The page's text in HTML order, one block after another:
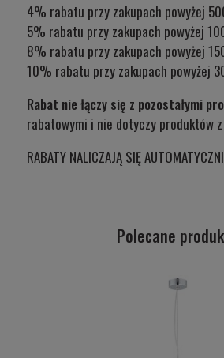
4% rabatu przy zakupach powyżej
5% rabatu przy zakupach powyżej
8% rabatu przy zakupach powyżej
10% rabatu przy zakupach powyżej
Rabat nie łączy się z pozostałymi
rabatowymi i nie dotyczy produktów
RABATY NALICZAJĄ SIĘ
Polecane